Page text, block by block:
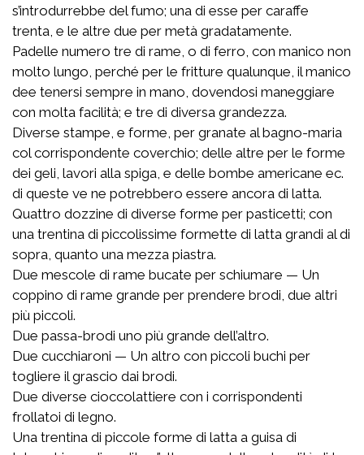
s’introdurrebbe del fumo; una di esse per caraffe
trenta, e le altre due per metà gradatamente.
Padelle numero tre di rame, o di ferro, con manico non
molto lungo, perché per le fritture qualunque, il manico
dee tenersi sempre in mano, dovendosi maneggiare
con molta facilità; e tre di diversa grandezza.
Diverse stampe, e forme, per granate al bagno-maria
col corrispondente coverchio; delle altre per le forme
dei geli, lavori alla spiga, e delle bombe americane ec.
di queste ve ne potrebbero essere ancora di latta.
Quattro dozzine di diverse forme per pasticetti; con
una trentina di piccolissime formette di latta grandi al di
sopra, quanto una mezza piastra.
Due mescole di rame bucate per schiumare — Un
coppino di rame grande per prendere brodi, due altri
più piccoli.
Due passa-brodi uno più grande dell’altro.
Due cucchiaroni — Un altro con piccoli buchi per
togliere il grascio dai brodi.
Due diverse cioccolattiere con i corrispondenti
frollatoi di legno.
Una trentina di piccole forme di latta a guisa di